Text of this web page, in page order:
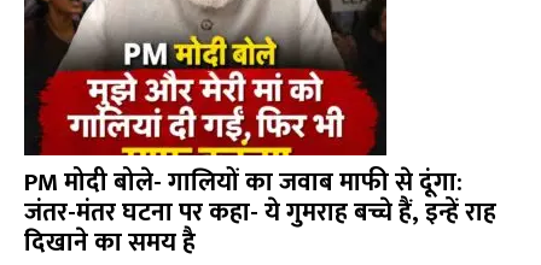
PM मोदी बोले- गालियों का जवाब माफी से दूंगा:
जंतर-मंतर घटना पर कहा- ये गुमराह बच्चे हैं, इन्हें राह
दिखाने का समय है